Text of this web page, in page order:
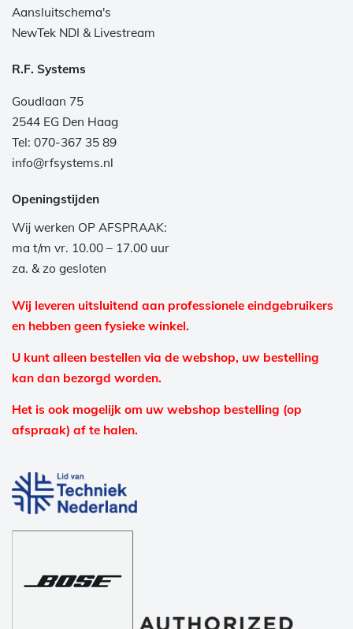
Aansluitschema's
NewTek NDI & Livestream
R.F. Systems
Goudlaan 75
2544 EG Den Haag
Tel: 070-367 35 89
info@rfsystems.nl
Openingstijden
Wij werken OP AFSPRAAK:
ma t/m vr. 10.00 – 17.00 uur
za. & zo gesloten
Wij leveren uitsluitend aan professionele eindgebruikers
en hebben geen fysieke winkel.
U kunt alleen bestellen via de webshop, uw bestelling
kan dan bezorgd worden.
Het is ook mogelijk om uw webshop bestelling (op
afspraak) af te halen.